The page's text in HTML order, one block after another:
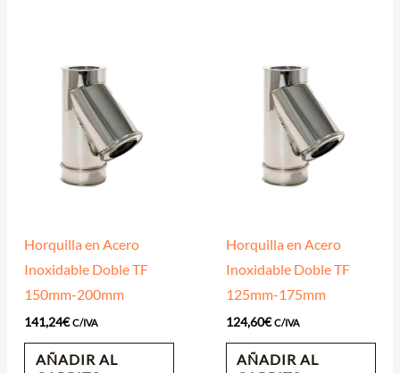
Horquilla en Acero
Inoxidable Doble TF
150mm-200mm
141,24€ C/IVA
AÑADIR AL
Horquilla en Acero
Inoxidable Doble TF
125mm-175mm
124,60€ C/IVA
AÑADIR AL